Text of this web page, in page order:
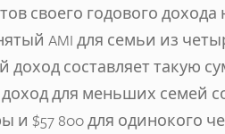
своего годового дохода
AMI для семьи из
доход составляет такую
для меньших семей
и $57 800 для одинокого